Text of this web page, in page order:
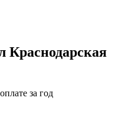
Краснодарская
за год